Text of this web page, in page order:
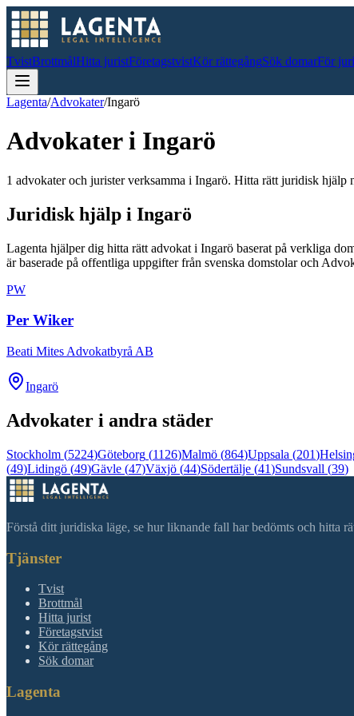
TvistBrottmålHitta juristFöretagstvistKör rättegångSök domarFör
Lagenta/Advokater/Ingarö
Advokater i Ingarö
1 advokater och jurister verksamma i Ingarö. Hitta rätt juridisk hjälp
Juridisk hjälp i Ingarö
Lagenta hjälper dig hitta rätt advokat i Ingarö baserat på verkliga
är baserade på offentliga uppgifter från svenska domstolar och
PW
Per Wiker
Beati Mites Advokatbyrå AB
Ingarö
Advokater i andra städer
Stockholm (5224)Göteborg (1126)Malmö (864)Uppsala (201)
(49)Lidingö (49)Gävle (47)Växjö (44)Södertälje (41)Sundsvall (39)
Förstå ditt juridiska läge, se hur liknande fall har bedömts och hitta
Tjänster
Tvist
Brottmål
Hitta jurist
Företagstvist
Kör rättegång
Sök domar
Lagenta